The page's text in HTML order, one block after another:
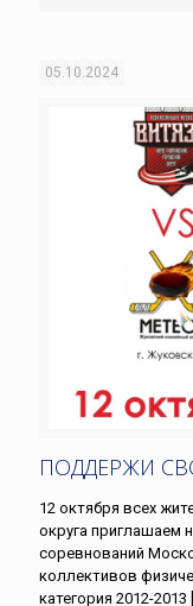
05.10.2024
ПОДДЕРЖИ
12 октября всех
округа приглашаем
соревнований
коллективов
категория 2012-2013